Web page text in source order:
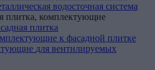
водосточная система
плитка, комплектующие
плитка
к фасадной плитке
для вентилируемых